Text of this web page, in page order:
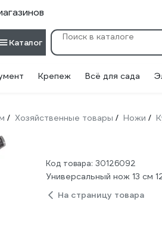
Каталог
Крепеж Всё для сада
/ Хозяйственные товары / Ножи /
Код товара: 30126092
Универсальный нож 13 см
На страницу товара